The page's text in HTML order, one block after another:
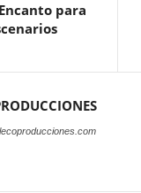
para